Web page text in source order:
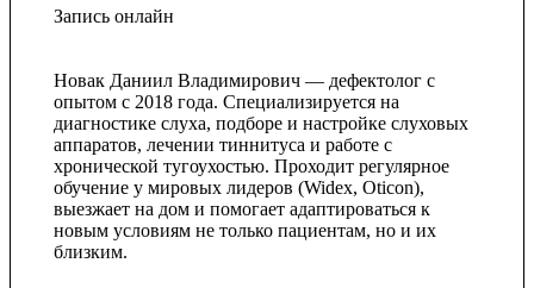
Запись онлайн
Новак Даниил Владимирович — дефектолог с
опытом с 2018 года. Специализируется на
диагностике слуха, подборе и настройке слуховых
аппаратов, лечении тиннитуса и работе с
хронической тугоухостью. Проходит регулярное
обучение у мировых лидеров (Widex, Oticon),
выезжает на дом и помогает адаптироваться к
новым условиям не только пациентам, но и их
близким.